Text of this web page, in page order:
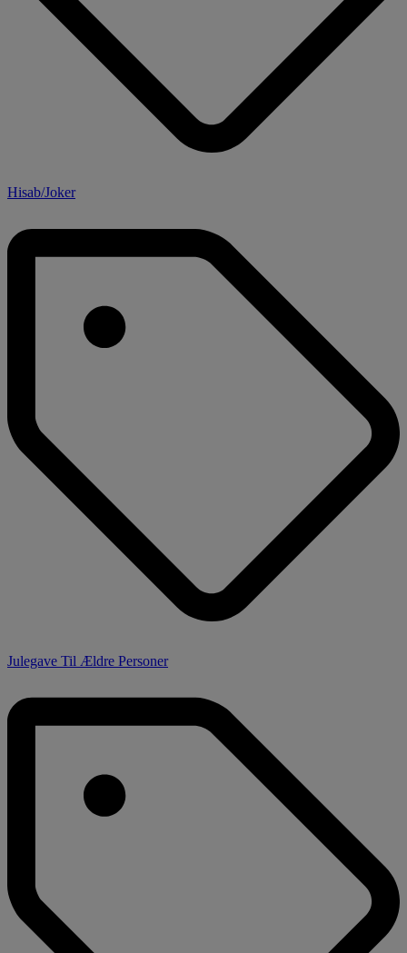
Hisab/Joker
Julegave Til Ældre Personer